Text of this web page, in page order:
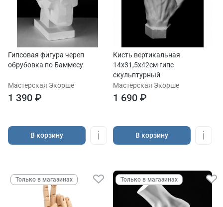
Гипсовая фигура череп
обрубовка по Баммесу
Мастерская Экорше
1 390 ₽
В корзину
Кисть вертикальная
14x31,5x42см гипс
скульптурный
Мастерская Экорше
1 690 ₽
В корзину
Только в магазинах Только в магазинах